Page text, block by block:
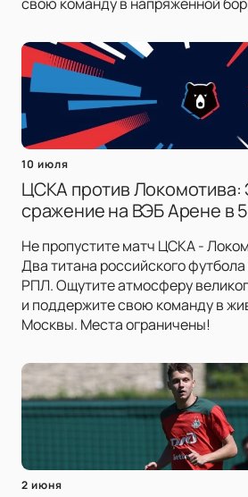
свою команду в напряжённой
10 июля
ЦСКА против Локомотива:
сражение на ВЭБ Арене в
Не пропустите матч ЦСКА -
Два титана российского футбола
РПЛ. Ощутите атмосферу
и поддержите свою команду в
Москвы. Места ограничены!
2 июня